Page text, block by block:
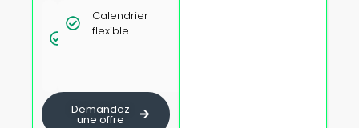
Tarifs
dégressifs
Calendrier
flexible
Demandez
une offre